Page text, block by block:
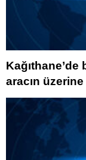
Kağıthane’de
aracın